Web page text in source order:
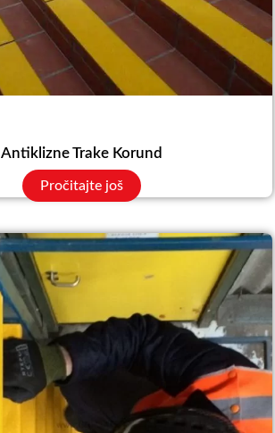
Antiklizne Trake Korund
Pročitajte još